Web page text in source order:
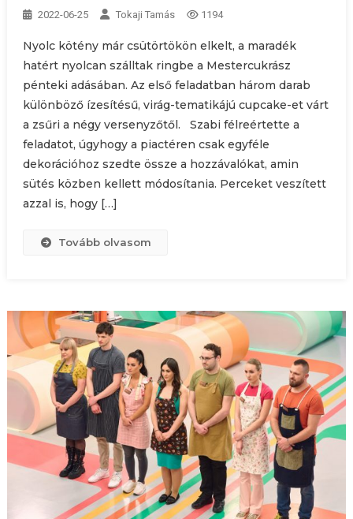
2022-06-25 Tokaji Tamás 1194
Nyolc kötény már csütörtökön elkelt, a maradék
hatért nyolcan szálltak ringbe a Mestercukrász
pénteki adásában. Az első feladatban három darab
különböző ízesítésű, virág-tematikájú cupcake-et várt
a zsűri a négy versenyzőtől. Szabi félreértette a
feladatot, úgyhogy a piactéren csak egyféle
dekorációhoz szedte össze a hozzávalókat, amin
sütés közben kellett módosítania. Perceket veszített
azzal is, hogy […]
Tovább olvasom